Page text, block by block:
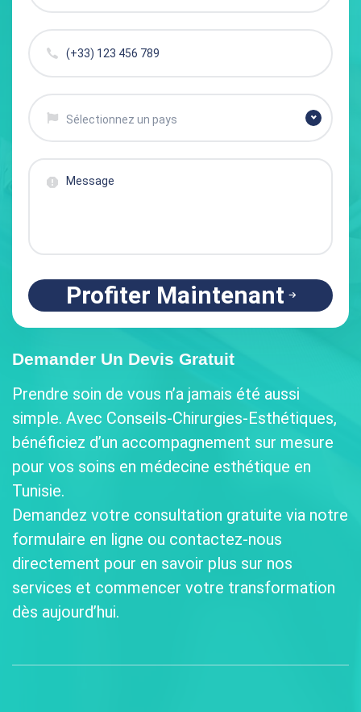
Sélectionnez un pays
Profiter Maintenant
Demander Un Devis Gratuit
Prendre soin de vous n’a jamais été aussi
simple. Avec Conseils-Chirurgies-Esthétiques,
bénéficiez d’un accompagnement sur mesure
pour vos soins en médecine esthétique en
Tunisie.
Demandez votre consultation gratuite via notre
formulaire en ligne ou contactez-nous
directement pour en savoir plus sur nos
services et commencer votre transformation
dès aujourd’hui.